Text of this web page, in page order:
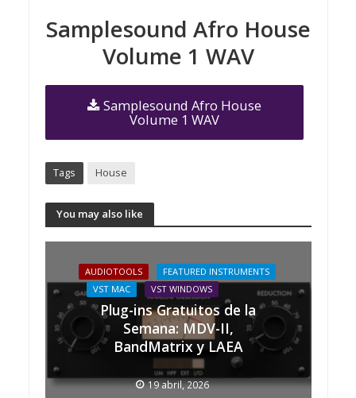
Samplesound Afro House
Volume 1 WAV
Samplesound Afro House
Volume 1 WAV
Tags House
You may also like
AUDIOTOOLS
FEATURED INSTRUMENTS
VST MAC
VST WINDOWS
Plug-ins Gratuitos de la
Semana: MDV-II,
BandMatrix y LAEA
19 abril, 2026